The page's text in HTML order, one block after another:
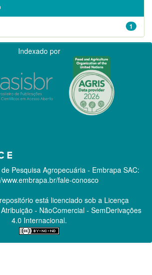
1
Indexado por
Pesquisa Agropecuária - Embrapa SAC:
www.embrapa.br/fale-conosco
está licenciado sob a Licença
- NãoComercial - SemDerivações
4.0 Internacional.